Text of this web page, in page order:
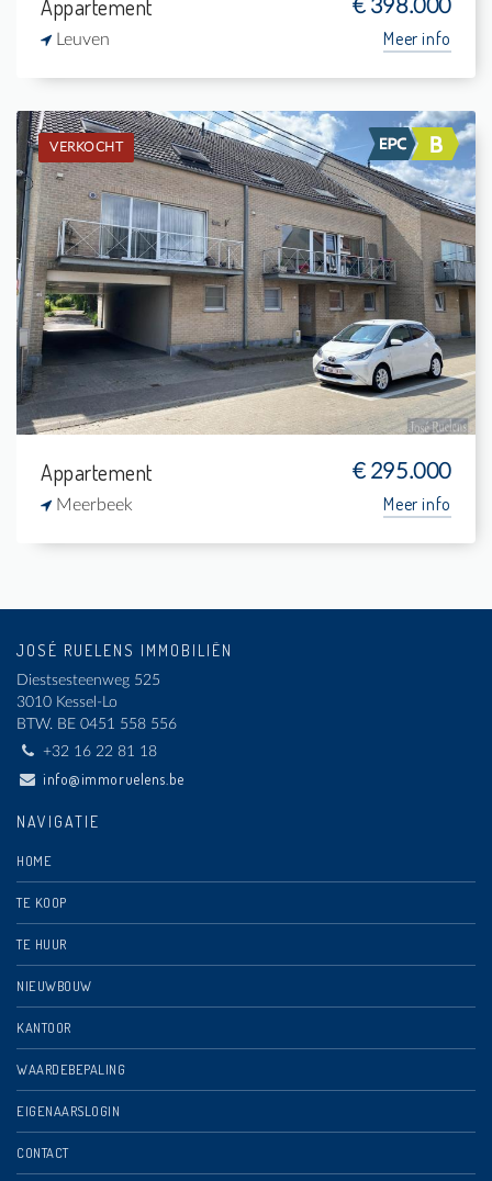
Appartement € 398.000
Leuven Meer info
VERKOCHT
Verkocht: Appartement
2
-
1
-
Appartement € 295.000
Meerbeek Meer info
JOSÉ RUELENS IMMOBILIËN
Diestsesteenweg 525
3010 Kessel-Lo
BTW. BE 0451 558 556
+32 16 22 81 18
info@immoruelens.be
NAVIGATIE
HOME
TE KOOP
TE HUUR
NIEUWBOUW
KANTOOR
WAARDEBEPALING
EIGENAARSLOGIN
CONTACT